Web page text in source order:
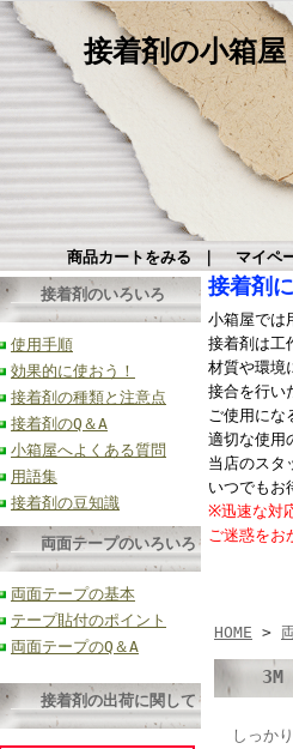
接着剤の小箱屋
商品カートをみる｜ マイペ
接着剤のいろいろ
使用手順
効果的に使おう！
接着剤の種類と注意点
接着剤のQ＆A
小箱屋へよくある質問
用語集
接着剤の豆知識
両面テープのいろいろ
両面テープの基本
テープ貼付のポイント
両面テープのQ＆A
接着剤の出荷に関して
接着剤
小箱屋では
接着剤は工
材質や環境
接合を行い
ご使用にな
適切な使用
当店のスタ
いつでもお
※迅速な対
ご迷惑をお
HOME >
3M
しっか